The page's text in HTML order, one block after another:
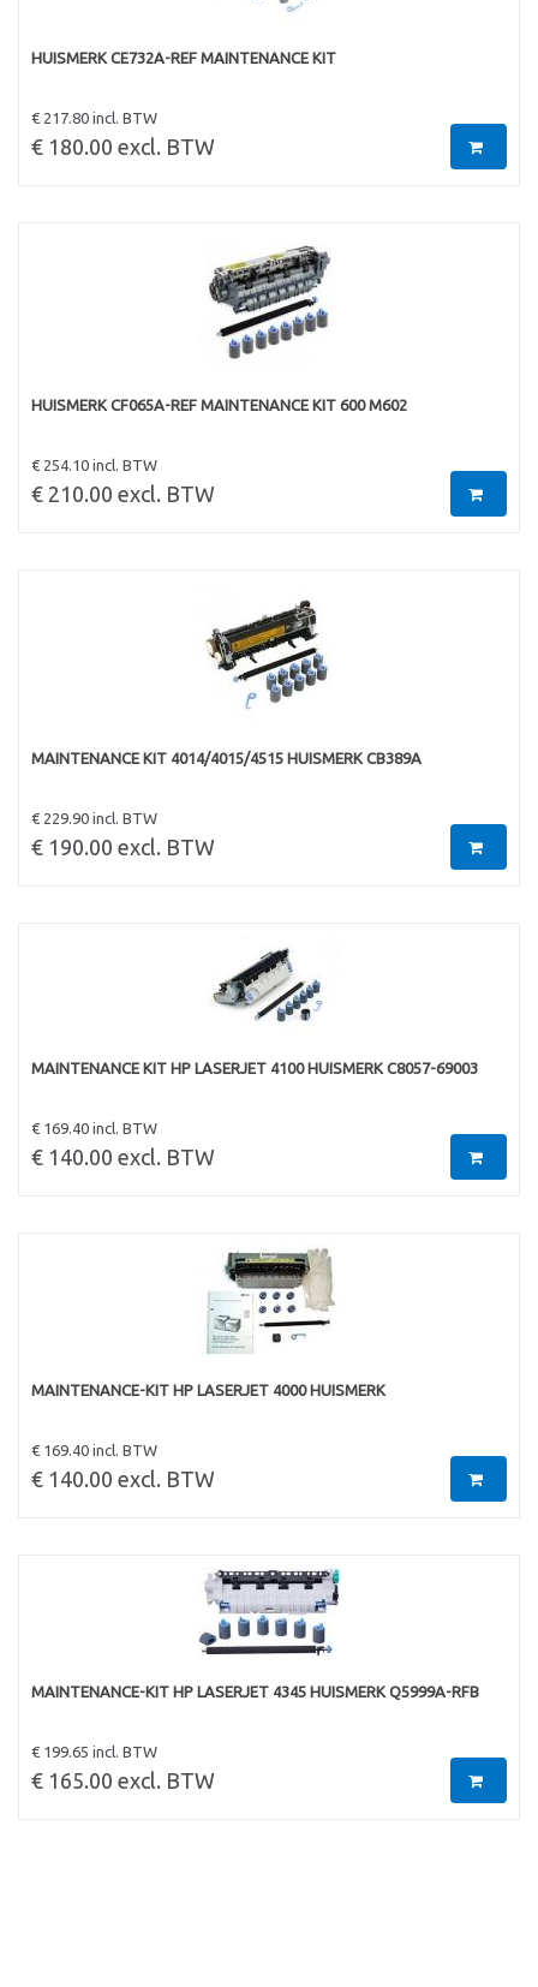
HUISMERK CE732A-REF MAINTENANCE KIT
€ 217.80 incl. BTW
€ 180.00 excl. BTW
HUISMERK CF065A-REF MAINTENANCE KIT 600 M602
€ 254.10 incl. BTW
€ 210.00 excl. BTW
MAINTENANCE KIT 4014/4015/4515 HUISMERK CB389A
€ 229.90 incl. BTW
€ 190.00 excl. BTW
MAINTENANCE KIT HP LASERJET 4100 HUISMERK C8057-69003
€ 169.40 incl. BTW
€ 140.00 excl. BTW
MAINTENANCE-KIT HP LASERJET 4000 HUISMERK
€ 169.40 incl. BTW
€ 140.00 excl. BTW
MAINTENANCE-KIT HP LASERJET 4345 HUISMERK Q5999A-RFB
€ 199.65 incl. BTW
€ 165.00 excl. BTW